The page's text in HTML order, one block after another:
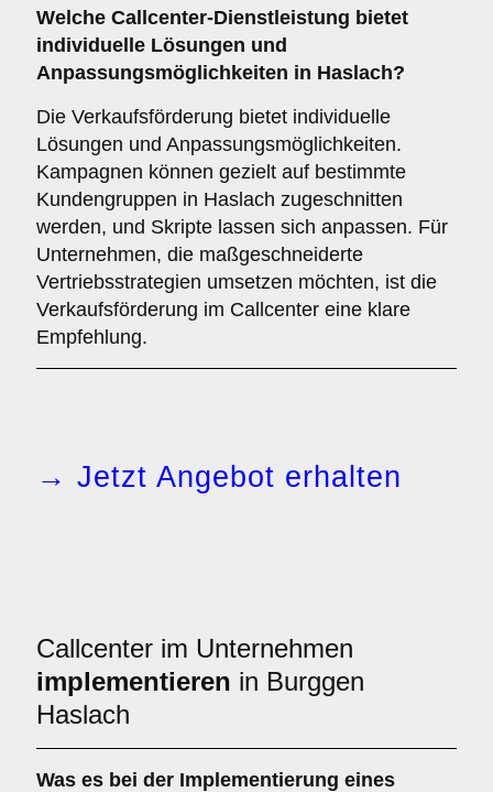
Welche Callcenter-Dienstleistung bietet
individuelle Lösungen und
Anpassungsmöglichkeiten in Haslach?
Die Verkaufsförderung bietet individuelle
Lösungen und Anpassungsmöglichkeiten.
Kampagnen können gezielt auf bestimmte
Kundengruppen in Haslach zugeschnitten
werden, und Skripte lassen sich anpassen. Für
Unternehmen, die maßgeschneiderte
Vertriebsstrategien umsetzen möchten, ist die
Verkaufsförderung im Callcenter eine klare
Empfehlung.
→ Jetzt Angebot erhalten
Callcenter im Unternehmen
implementieren in Burggen
Haslach
Was es bei der Implementierung eines